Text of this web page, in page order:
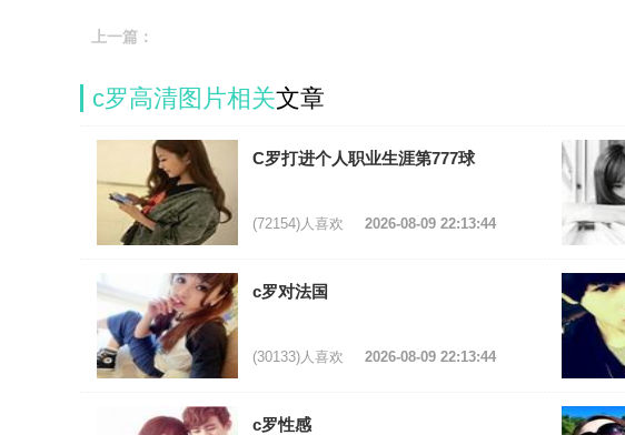
上一篇：
c罗高清图片相关文章
C罗打进个人职业生涯第777球
(72154)人喜欢 2026-08-09 22:13:44
c罗对法国
(30133)人喜欢 2026-08-09 22:13:44
c罗性感